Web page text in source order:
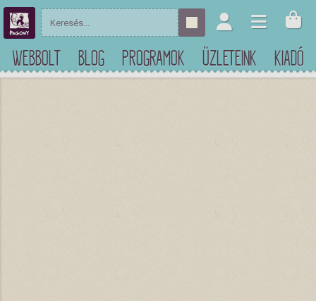
WEBBOLT BLOG PROGRAMOK ÜZLETEINK KIADÓ